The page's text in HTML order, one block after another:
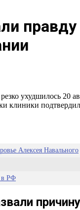
ухудшилось
клиники
Алексея Навального
в РФ